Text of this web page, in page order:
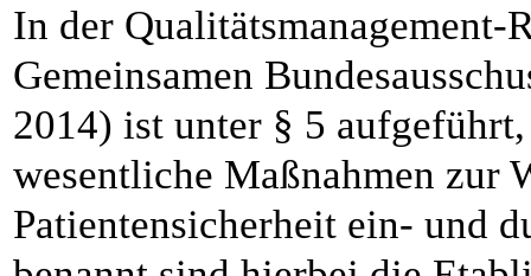
In der
Gemeinsamen
2014) ist unter § 5
wesentliche Maßnahmen zur
Patientensicherheit ein- und